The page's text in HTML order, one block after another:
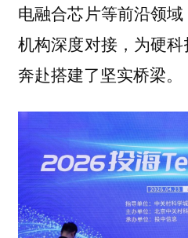
电融合芯片等前沿领
机构深度对接，为硬
奔赴搭建了坚实桥梁。